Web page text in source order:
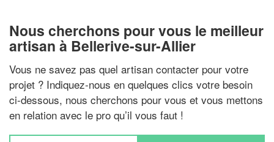
Nous cherchons pour vous le meilleur
artisan à Bellerive-sur-Allier
Vous ne savez pas quel artisan contacter pour votre
projet ? Indiquez-nous en quelques clics votre besoin
ci-dessous, nous cherchons pour vous et vous mettons
en relation avec le pro qu’il vous faut !